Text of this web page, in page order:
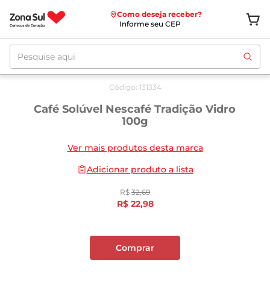
Como deseja receber?
Informe seu CEP
Pesquise aqui
10/08
Código: 131334
Café Solúvel Nescafé Tradição Vidro
100g
Ver mais produtos desta marca
Adicionar produto a lista
R$ 32,69
R$ 22,98
Comprar